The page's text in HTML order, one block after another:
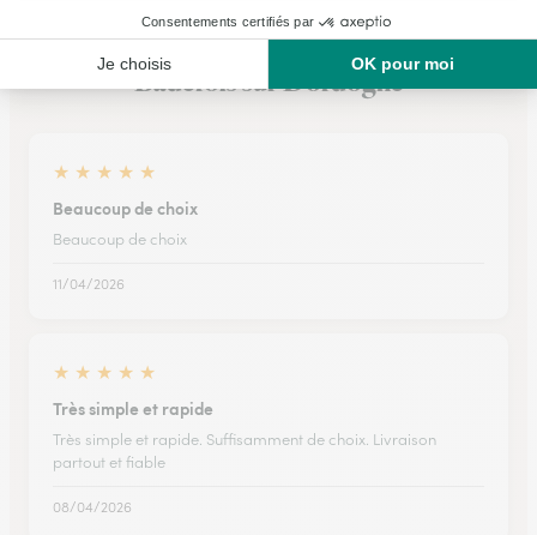
Ils ont fait livrer des fleurs ou une plante à
Badefols sur Dordogne
★ ★ ★ ★ ★
Beaucoup de choix
Beaucoup de choix
11/04/2026
★ ★ ★ ★ ★
Très simple et rapide
Très simple et rapide. Suffisamment de choix. Livraison
partout et fiable
08/04/2026